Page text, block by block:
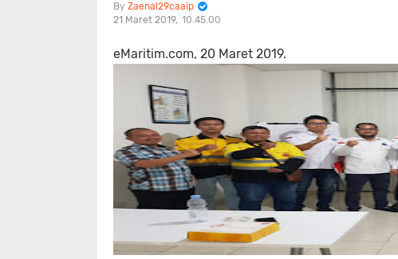
Zaenal29caaip
21 Maret 2019 10.45.00
eMaritim.com, 20 Maret 2019.